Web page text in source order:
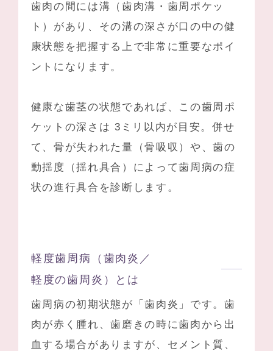
歯肉の間には溝（歯肉溝・歯周ポケッ
ト）があり、その溝の深さが口の中の健
康状態を把握する上で非常に重要なポイ
ントになります。
健康な歯茎の状態であれば、この歯周ポ
ケットの深さは 3ミリ以内が目安。併せ
て、骨が失われた量（骨吸収）や、歯の
動揺度（揺れ具合）によって歯周病の症
状の進行具合を診断します。
軽度歯周病
（歯肉炎／
軽度の歯周炎）とは
歯周病の初期状態が「歯肉炎」です。歯
肉が赤く腫れ、歯磨きの時に歯肉から出
血する場合がありますが、セメント質、